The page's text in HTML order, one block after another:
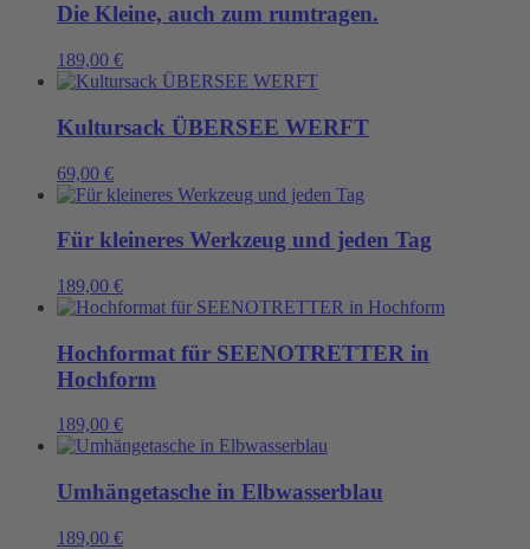
Die Kleine, auch zum rumtragen.
189,00 €
Kultursack ÜBERSEE WERFT
69,00 €
Für kleineres Werkzeug und jeden Tag
189,00 €
Hochformat für SEENOTRETTER in
Hochform
189,00 €
Umhängetasche in Elbwasserblau
189,00 €